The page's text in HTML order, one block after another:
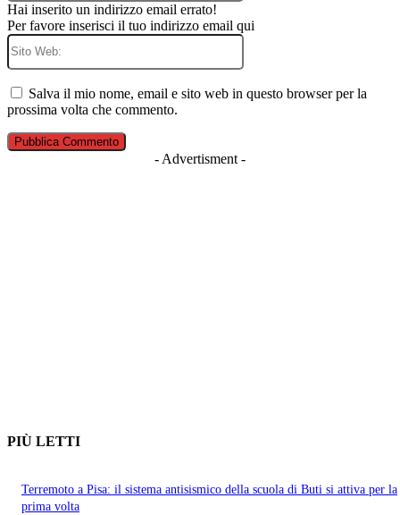
Hai inserito un indirizzo email errato!
Per favore inserisci il tuo indirizzo email qui
Sito
Salva il mio nome, email e sito web in questo browser per la
prossima volta che commento.
- Advertisment -
PIÙ LETTI
Terremoto a Pisa: il sistema antisismico della scuola di Buti si attiva per la
prima volta